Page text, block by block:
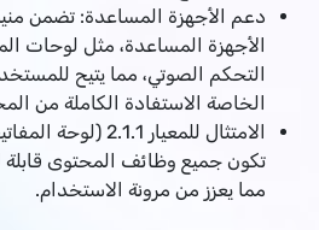
دعم الأجهزة المساعدة: تضمن
الأجهزة المساعدة، مثل لوحات
التحكم الصوتي، مما يتيح
الخاصة الاستفادة الكاملة من
الامتثال للمعيار
تكون جميع وظائف المحتوى قابلة
مما يعزز من مرونة الاستخدام.